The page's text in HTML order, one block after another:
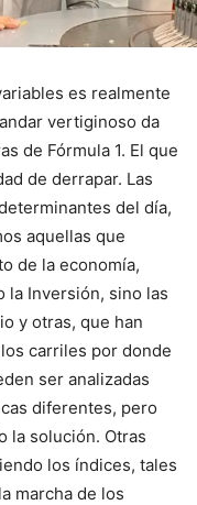
es realmente
vertiginoso da
de Fórmula 1. El que
de derrapar. Las
del día,
aquellas que
de la economía,
la Inversión, sino las
y otras, que han
carriles por donde
ser analizadas
diferentes, pero
la solución. Otras
los índices, tales
marcha de los